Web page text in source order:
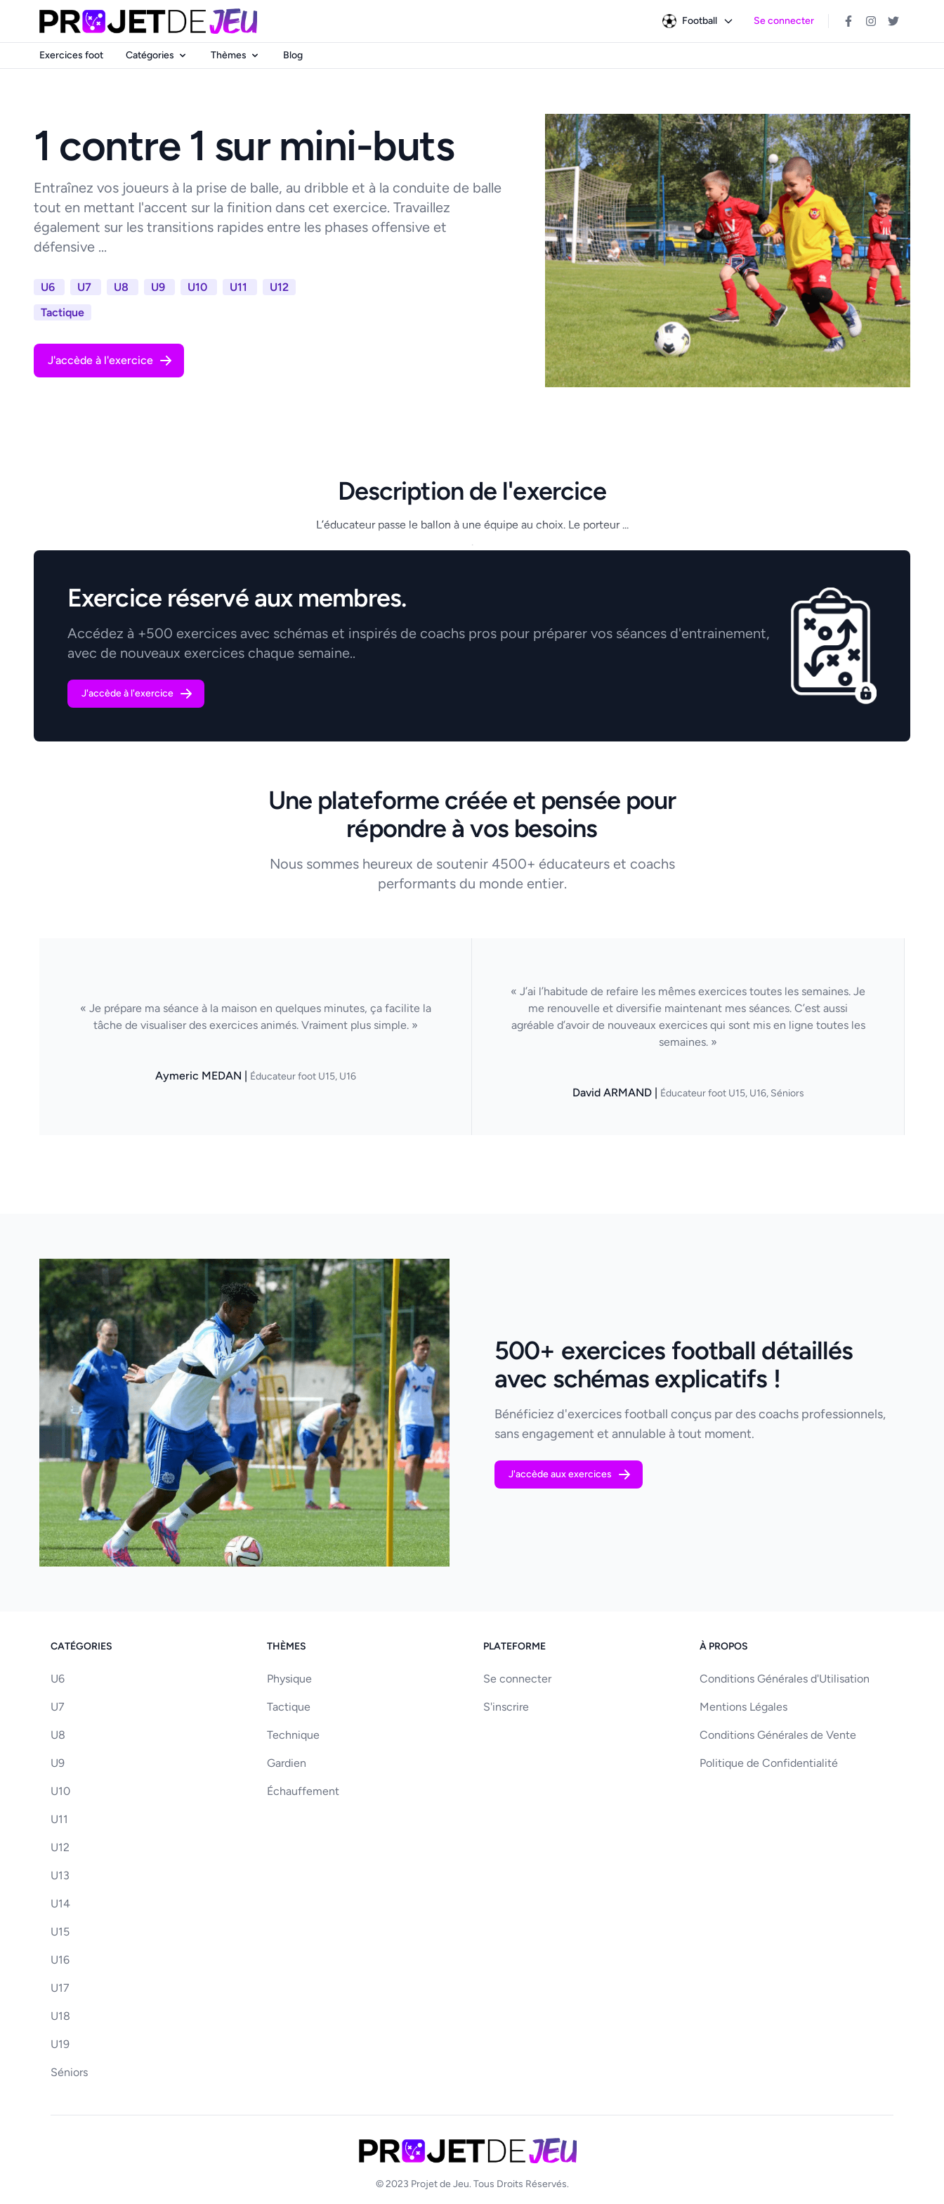
Football Se connecter
Exercices foot Catégories Thèmes Blog
1 contre 1 sur mini-buts
Entraînez vos joueurs à la prise de balle, au dribble et à la conduite de balle
tout en mettant l'accent sur la finition dans cet exercice. Travaillez
également sur les transitions rapides entre les phases offensive et
défensive ...
U6 U7 U8 U9 U10 U11
U12
Tactique
J'accède à l'exercice
Description de l'exercice
L’éducateur passe le ballon à une équipe au choix. Le porteur ...
.
Exercice réservé aux membres.
Accédez à +500 exercices avec schémas et inspirés de coachs pros pour préparer vos séances d'entrainement,
avec de nouveaux exercices chaque semaine..
J'accède à l'exercice
Une plateforme créée et pensée pour
répondre à vos besoins
Nous sommes heureux de soutenir 4500+ éducateurs et coachs
performants du monde entier.
« Je prépare ma séance à la maison en quelques minutes, ça facilite la
tâche de visualiser des exercices animés. Vraiment plus simple. »
Aymeric MEDAN | Éducateur foot U15, U16
« J’ai l’habitude de refaire les mêmes exercices toutes les semaines. Je
me renouvelle et diversifie maintenant mes séances. C’est aussi
agréable d’avoir de nouveaux exercices qui sont mis en ligne toutes les
semaines. »
David ARMAND | Éducateur foot U15, U16, Séniors
500+ exercices football détaillés
avec schémas explicatifs !
Bénéficiez d'exercices football conçus par des coachs professionnels,
sans engagement et annulable à tout moment.
J'accède aux exercices
CATÉGORIES
U6
U7
U8
U9
U10
U11
U12
U13
U14
U15
U16
U17
U18
U19
Séniors
THÈMES
Physique
Tactique
Technique
Gardien
Échauffement
PLATEFORME
Se connecter
S'inscrire
À PROPOS
Conditions Générales d'Utilisation
Mentions Légales
Conditions Générales de Vente
Politique de Confidentialité
© 2023 Projet de Jeu. Tous Droits Réservés.